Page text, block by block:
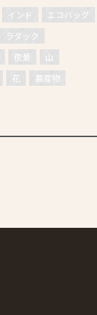
インド
エコバッグ
ラダック
夜景
山
花
農産物